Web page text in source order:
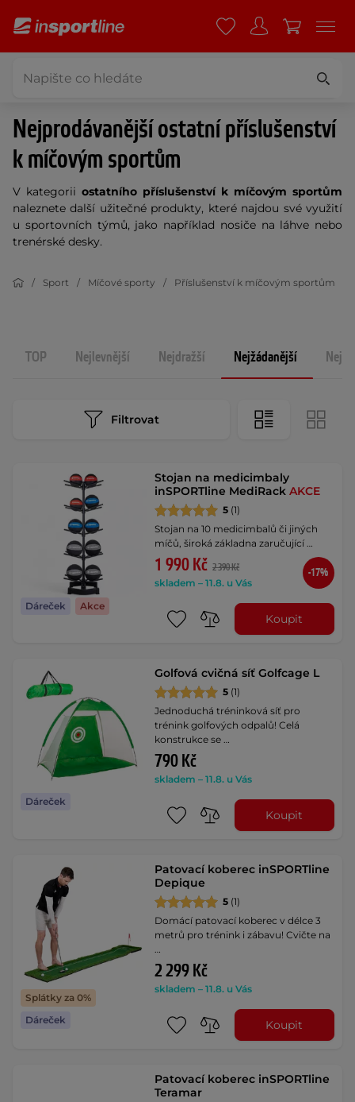
Nejprodávanější ostatní příslušenství
k míčovým sportům
V kategorii ostatního příslušenství k míčovým sportům
naleznete další užitečné produkty, které najdou své využití
u sportovních týmů, jako například nosiče na láhve nebo
trenérské desky.
Sport Míčové sporty Příslušenství k míčovým sportům
TOP Nejlevnější Nejdražší Nejžádanější
Filtrovat
Dáreček Akce
Stojan na medicimbaly
inSPORTline MediRackAKCE
5 (1)
Stojan na 10 medicimbalů či jiných
míčů, široká základna zaručující …
1 990 Kč 2 390 Kč
skladem – 11.8. u Vás
-17%
Koupit
Dáreček
Golfová cvičná síť Golfcage L
5 (1)
Jednoduchá tréninková síť pro
trénink golfových odpalů! Celá
konstrukce se …
790 Kč
skladem – 11.8. u Vás
Koupit
Splátky za 0%
Dáreček
Patovací koberec inSPORTline
Depique
5 (1)
Domácí patovací koberec v délce 3
metrů pro trénink i zábavu! Cvičte na
…
2 299 Kč
skladem – 11.8. u Vás
Koupit
Patovací koberec inSPORTline
Teramar